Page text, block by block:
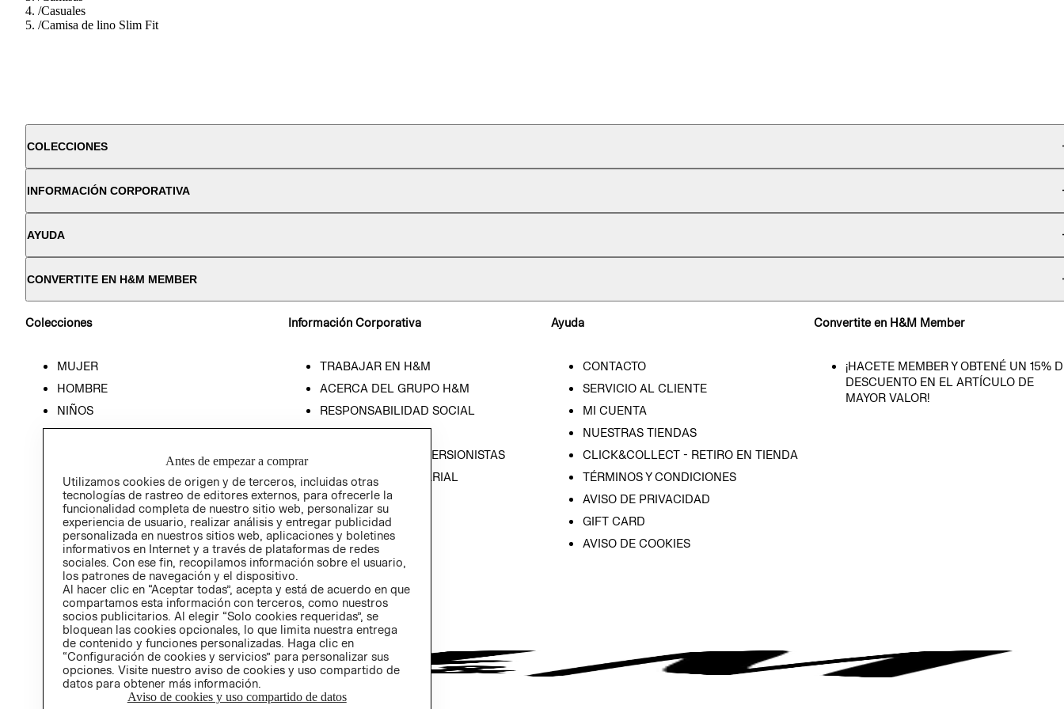
/Casuales
/Camisa de lino Slim Fit
COLECCIONES
INFORMACIÓN CORPORATIVA
AYUDA
CONVERTITE EN H&M MEMBER
Colecciones
MUJER
HOMBRE
NIÑOS
HOME
Información Corporativa
TRABAJAR EN H&M
ACERCA DEL GRUPO H&M
RESPONSABILIDAD SOCIAL
PRENSA
RELACIÓN CON INVERSIONISTAS
POLÍTICA EMPRESARIAL
Ayuda
CONTACTO
SERVICIO AL CLIENTE
MI CUENTA
NUESTRAS TIENDAS
CLICK&COLLECT - RETIRO EN TIENDA
TÉRMINOS Y CONDICIONES
AVISO DE PRIVACIDAD
GIFT CARD
AVISO DE COOKIES
Convertite en H&M Member
¡HACETE MEMBER Y OBTENÉ UN 15%
DESCUENTO EN EL ARTÍCULO DE
MAYOR VALOR!
Antes de empezar a comprar
Utilizamos cookies de origen y de terceros, incluidas otras
tecnologías de rastreo de editores externos, para ofrecerle la
funcionalidad completa de nuestro sitio web, personalizar su
experiencia de usuario, realizar análisis y entregar publicidad
personalizada en nuestros sitios web, aplicaciones y boletines
informativos en Internet y a través de plataformas de redes
sociales. Con ese fin, recopilamos información sobre el usuario,
los patrones de navegación y el dispositivo.
Al hacer clic en “Aceptar todas”, acepta y está de acuerdo en que
compartamos esta información con terceros, como nuestros
socios publicitarios. Al elegir “Solo cookies requeridas”, se
bloquean las cookies opcionales, lo que limita nuestra entrega
de contenido y funciones personalizadas. Haga clic en
“Configuración de cookies y servicios” para personalizar sus
opciones. Visite nuestro aviso de cookies y uso compartido de
datos para obtener más información.
Aviso de cookies y uso compartido de datos